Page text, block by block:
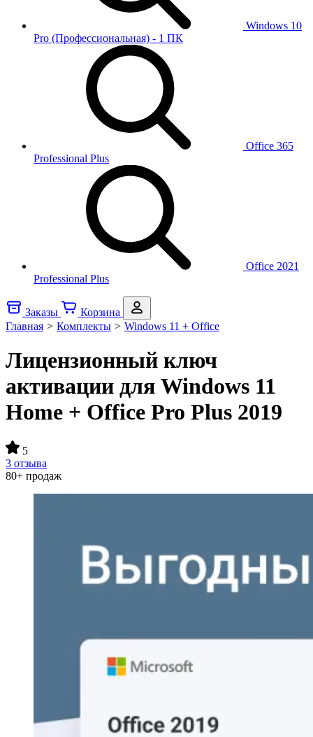
Windows 10
Pro (Профессиональная) - 1 ПК
Office 365
Professional Plus
Office 2021
Professional Plus
Заказы
Корзина
Главная > Комплекты > Windows 11 + Office
Лицензионный ключ
активации для Windows 11
Home + Office Pro Plus 2019
5
3 отзыва
80+ продаж